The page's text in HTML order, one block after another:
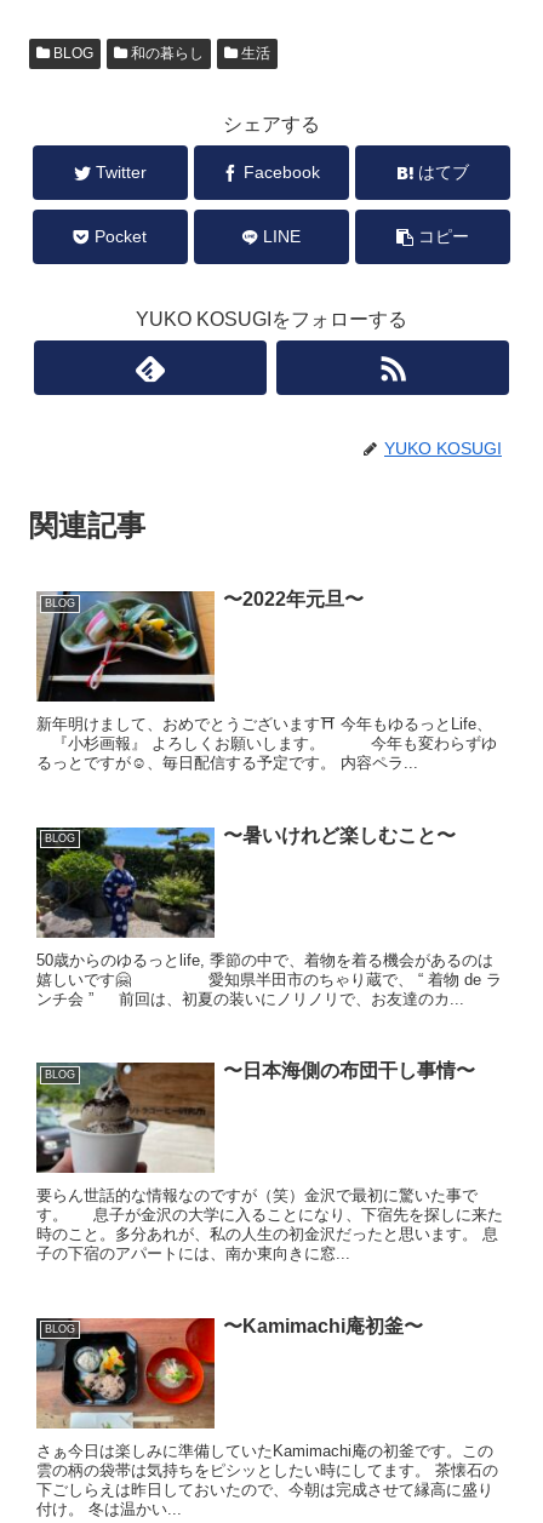
BLOG 和の暮らし 生活
シェアする
Twitter Facebook はてブ
Pocket LINE コピー
YUKO KOSUGIをフォローする
YUKO KOSUGI
関連記事
BLOG 〜2022年元旦〜
新年明けまして、おめでとうございます⛩ 今年もゆるっとLife、
『小杉画報』 よろしくお願いします。 今年も変わらずゆ
るっとですが☺️、毎日配信する予定です。 内容ペラ...
BLOG 〜暑いけれど楽しむこと〜
50歳からのゆるっとlife, 季節の中で、着物を着る機会があるのは
嬉しいです🤗 愛知県半田市のちゃり蔵で、 “ 着物 de ラ
ンチ会 ” 前回は、初夏の装いにノリノリで、お友達のカ...
BLOG 〜日本海側の布団干し事情〜
要らん世話的な情報なのですが（笑）金沢で最初に驚いた事で
す。 息子が金沢の大学に入ることになり、下宿先を探しに来た
時のこと。多分あれが、私の人生の初金沢だったと思います。 息
子の下宿のアパートには、南か東向きに窓...
BLOG 〜Kamimachi庵初釜〜
さぁ今日は楽しみに準備していたKamimachi庵の初釜です。この
雲の柄の袋帯は気持ちをピシッとしたい時にしてます。 茶懐石の
下ごしらえは昨日しておいたので、今朝は完成させて縁高に盛り
付け。 冬は温かい...